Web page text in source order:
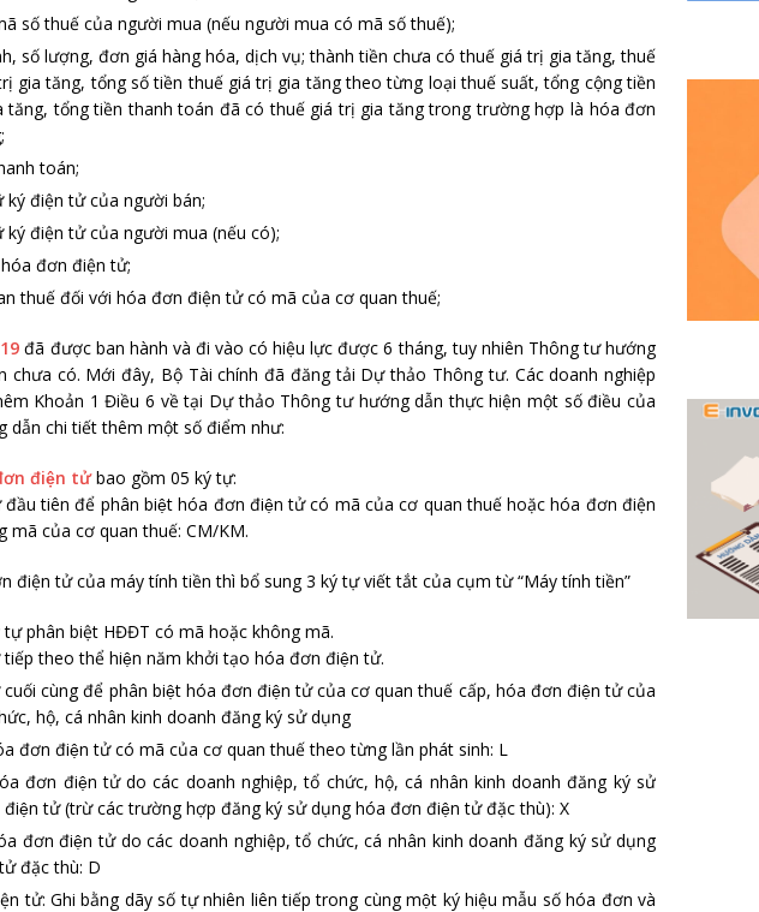
số thuế của người mua (nếu người mua có mã số thuế);
số lượng, đơn giá hàng hóa, dịch vụ; thành tiền chưa có thuế giá trị gia tăng, thuế
gia tăng, tổng số tiền thuế giá trị gia tăng theo từng loại thuế suất, tổng cộng tiền
tăng, tổng tiền thanh toán đã có thuế giá trị gia tăng trong trường hợp là hóa đơn
toán;
ký điện tử của người bán;
ký điện tử của người mua (nếu có);
đơn điện tử;
thuế đối với hóa đơn điện tử có mã của cơ quan thuế;
đã được ban hành và đi vào có hiệu lực được 6 tháng, tuy nhiên Thông tư hướng
chưa có. Mới đây, Bộ Tài chính đã đăng tải Dự thảo Thông tư. Các doanh nghiệp
Khoản 1 Điều 6 về tại Dự thảo Thông tư hướng dẫn thực hiện một số điều của
dẫn chi tiết thêm một số điểm như:
điện tửbao gồm 05 ký tự:
đầu tiên để phân biệt hóa đơn điện tử có mã của cơ quan thuế hoặc hóa đơn điện
mã của cơ quan thuế: CM/KM.
điện tử của máy tính tiền thì bổ sung 3 ký tự viết tắt của cụm từ “Máy tính tiền”
phân biệt HĐĐT có mã hoặc không mã.
tiếp theo thể hiện năm khởi tạo hóa đơn điện tử.
cùng để phân biệt hóa đơn điện tử của cơ quan thuế cấp, hóa đơn điện tử của
hộ, cá nhân kinh doanh đăng ký sử dụng
đơn điện tử có mã của cơ quan thuế theo từng lần phát sinh: L
đơn điện tử do các doanh nghiệp, tổ chức, hộ, cá nhân kinh doanh đăng ký sử
tử (trừ các trường hợp đăng ký sử dụng hóa đơn điện tử đặc thù): X
đơn điện tử do các doanh nghiệp, tổ chức, cá nhân kinh doanh đăng ký sử dụng
đặc thù: D
tử: Ghi bằng dãy số tự nhiên liên tiếp trong cùng một ký hiệu mẫu số hóa đơn và